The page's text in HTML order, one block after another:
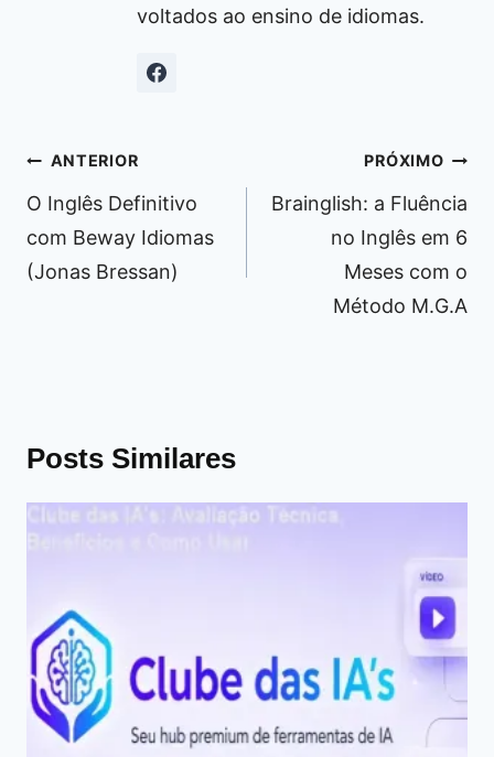
voltados ao ensino de idiomas.
Navegação
de
Post
ANTERIOR
O Inglês Definitivo
com Beway Idiomas
(Jonas Bressan)
PRÓXIMO
Brainglish: a Fluência
no Inglês em 6
Meses com o
Método M.G.A
Posts Similares